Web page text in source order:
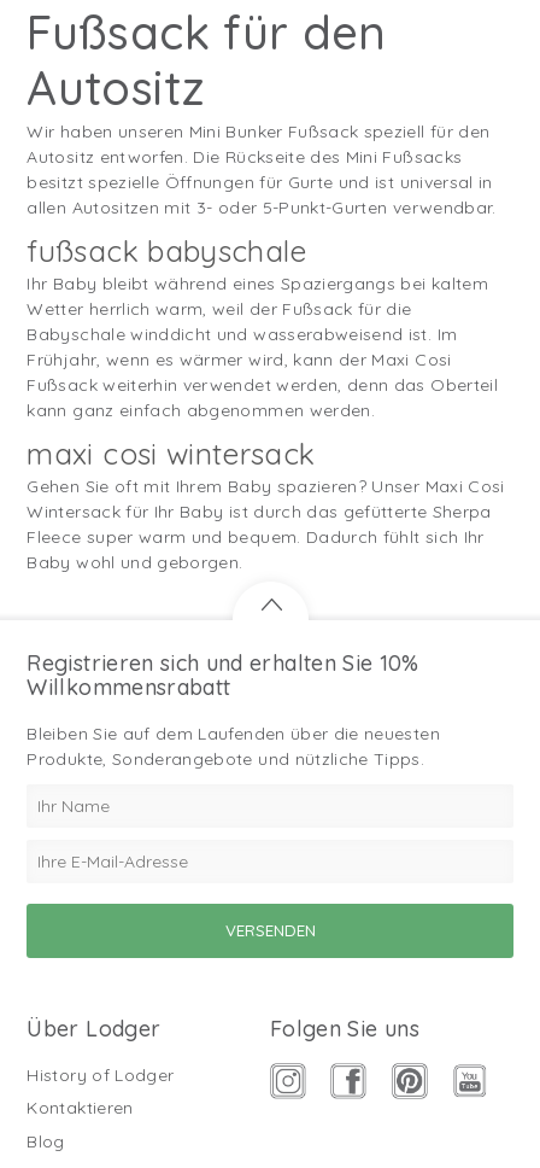
Fußsack für den
Autositz
Wir haben unseren Mini Bunker Fußsack speziell für den
Autositz entworfen. Die Rückseite des Mini Fußsacks
besitzt spezielle Öffnungen für Gurte und ist universal in
allen Autositzen mit 3- oder 5-Punkt-Gurten verwendbar.
fußsack babyschale
Ihr Baby bleibt während eines Spaziergangs bei kaltem
Wetter herrlich warm, weil der Fußsack für die
Babyschale winddicht und wasserabweisend ist. Im
Frühjahr, wenn es wärmer wird, kann der Maxi Cosi
Fußsack weiterhin verwendet werden, denn das Oberteil
kann ganz einfach abgenommen werden.
maxi cosi wintersack
Gehen Sie oft mit Ihrem Baby spazieren? Unser Maxi Cosi
Wintersack für Ihr Baby ist durch das gefütterte Sherpa
Fleece super warm und bequem. Dadurch fühlt sich Ihr
Baby wohl und geborgen.
Registrieren sich und erhalten Sie 10%
Willkommensrabatt
Bleiben Sie auf dem Laufenden über die neuesten
Produkte, Sonderangebote und nützliche Tipps.
Über Lodger
History of Lodger
Kontaktieren
Blog
Folgen Sie uns